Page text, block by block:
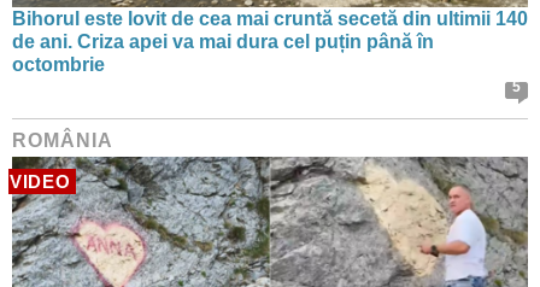
Bihorul este lovit de cea mai cruntă secetă din ultimii 140
de ani. Criza apei va mai dura cel puțin până în
octombrie
5
ROMÂNIA
VIDEO